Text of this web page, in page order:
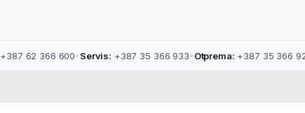
+387 62 366 600• Servis: +387 35 366 933• Otprema: +387 35 366